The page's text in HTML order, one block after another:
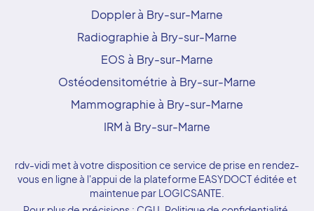
Doppler à Bry-sur-Marne
Radiographie à Bry-sur-Marne
EOS à Bry-sur-Marne
Ostéodensitométrie à Bry-sur-Marne
Mammographie à Bry-sur-Marne
IRM à Bry-sur-Marne
rdv-vidi met à votre disposition ce service de prise en rendez-
vous en ligne à l'appui de la plateforme EASYDOCT éditée et
maintenue par LOGICSANTE.